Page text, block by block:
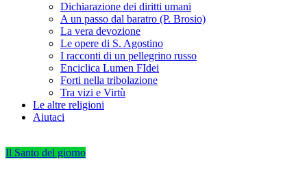
Dichiarazione dei diritti umani
A un passo dal baratro (P. Brosio)
La vera devozione
Le opere di S. Agostino
I racconti di un pellegrino russo
Enciclica Lumen FIdei
Forti nella tribolazione
Tra vizi e Virtù
Le altre religioni
Aiutaci
Il Santo del giorno